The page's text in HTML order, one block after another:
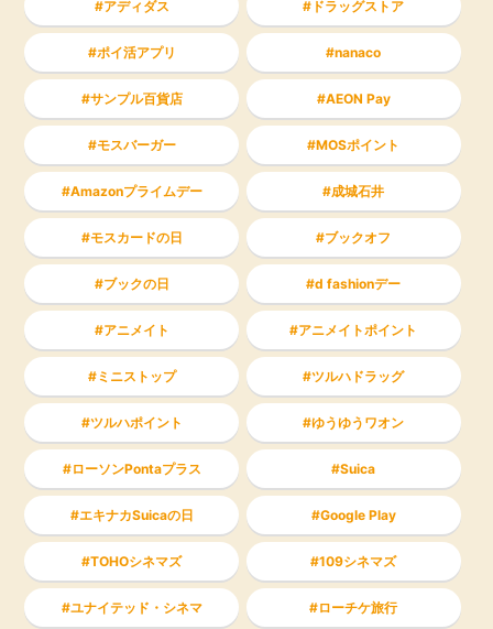
アディダス ドラッグストア
ポイ活アプリ nanaco
サンプル百貨店 AEON Pay
モスバーガー MOSポイント
Amazonプライムデー 成城石井
モスカードの日 ブックオフ
ブックの日 d fashionデー
アニメイト アニメイトポイント
ミニストップ ツルハドラッグ
ツルハポイント ゆうゆうワオン
ローソンPontaプラス Suica
エキナカSuicaの日 Google Play
TOHOシネマズ 109シネマズ
ユナイテッド・シネマ ローチケ旅行